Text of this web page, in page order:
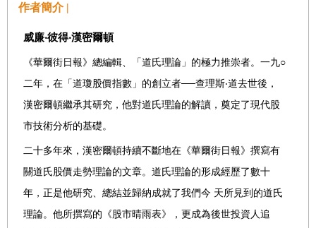
作者簡介 |
威廉‧彼得‧漢密爾頓
《華爾街日報》總編輯、「道氏理論」的極力推崇者。一九○
二年，在「道瓊股價指數」的創立者──查理斯‧道去世後，
漢密爾頓繼承其研究，他對道氏理論的解讀，奠定了現代股
市技術分析的基礎。
二十多年來，漢密爾頓持續不斷地在《華爾街日報》撰寫有
關道氏股價走勢理論的文章。道氏理論的形成經歷了數十
年，正是他研究、總結並歸納成就了我們今 天所見到的道氏
理論。他所撰寫的《股市晴雨表》，更成為後世投資人追